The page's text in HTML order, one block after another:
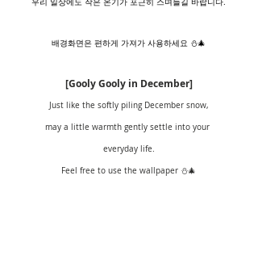
배경화면은 편하게 가져가 사용하세요 ⛄️🎄
[Gooly Gooly in December]
Just like the softly piling December snow,
may a little warmth gently settle into your
everyday life.
Feel free to use the wallpaper ⛄️🎄